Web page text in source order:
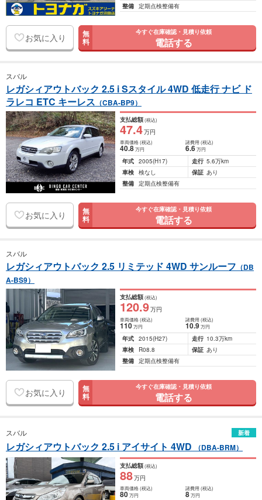
整備 定期点検整備有
お気に入り 無
料
今すぐ在庫確認・見積り依頼
電話する
スバル
レガシィアウトバック 2.5 i Sスタイル 4WD 低走行 ナビ ド
ラレコ ETC キーレス （CBA-BP9）
支払総額(税込)
47.4万円
車両価格(税込)
40.8万円
諸費用 (税込)
6.6 万円
年式 2005(H17) 走行 5.6万km
車検 検なし 保証 あり
整備 定期点検整備有
お気に入り 無
料
今すぐ在庫確認・見積り依頼
電話する
スバル
レガシィアウトバック 2.5 リミテッド 4WD サンルーフ （DB
A-BS9）
支払総額(税込)
120.9万円
車両価格(税込)
110万円
諸費用 (税込)
10.9 万円
年式 2015(H27) 走行 10.3万km
車検
R08.8 保証 あり
整備 定期点検整備有
お気に入り 無
料
今すぐ在庫確認・見積り依頼
電話する
スバル 新着
レガシィアウトバック 2.5 i アイサイト 4WD （DBA-BRM）
支払総額(税込)
88万円
車両価格(税込)
80万円
諸費用 (税込)
8 万円